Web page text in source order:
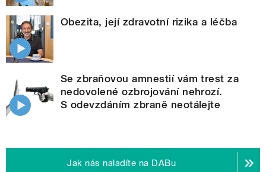
Obezita, její zdravotní rizika a léčba
Se zbraňovou amnestií vám trest za
nedovolené ozbrojování nehrozí.
S odevzdáním zbraně neotálejte
Jak nás naladíte na DABu